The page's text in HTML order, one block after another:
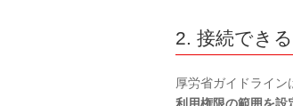
2. 接続でき
厚労省ガイドライン